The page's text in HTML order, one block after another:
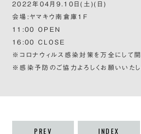
2022年04月9.10日(土)(日)
会場:ヤマキウ南倉庫1F
11:00 OPEN
16:00 CLOSE
※コロナウィルス感染対策を万全にして開
※感染予防のご協力よろしくお願いいたし
PREV INDEX